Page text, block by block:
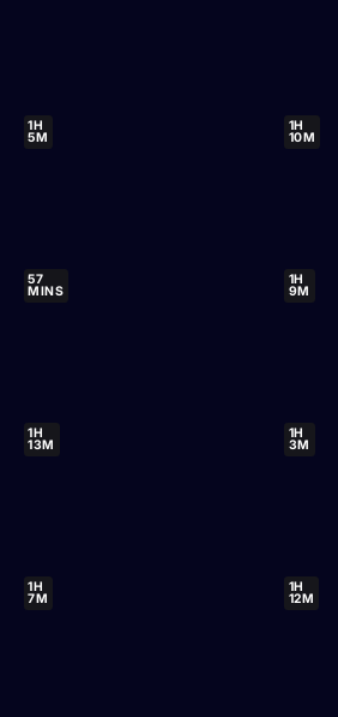
1H
5M
1H
10M
57
MINS
1H
9M
1H
13M
1H
3M
1H
7M
1H
12M